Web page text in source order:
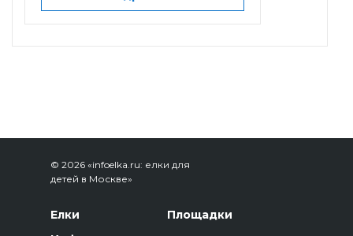
© 2026 «infoelka.ru: елки для
детей в Москве»
Елки
Площадки